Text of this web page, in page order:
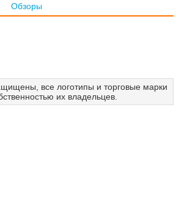
Обзоры
все логотипы и торговые марки
их владельцев.